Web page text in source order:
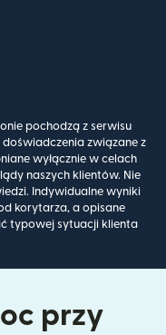
pochodzą z serwisu
związane z
wyłącznie w celach
naszych klientów. Nie
Indywidualne wyniki
korytarza, a opisane
typowej sytuacji klienta
przy